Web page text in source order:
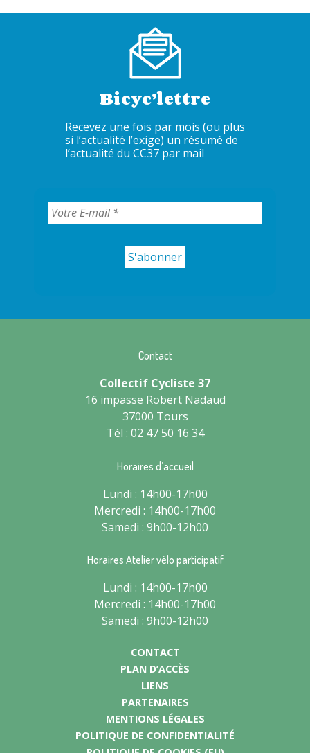
Bicyc’lettre
Recevez une fois par mois (ou plus
si l’actualité l’exige) un résumé de
l’actualité du CC37 par mail
Contact
Collectif Cycliste 37
16 impasse Robert Nadaud
37000 Tours
Tél : 02 47 50 16 34
Horaires d’accueil
Lundi : 14h00-17h00
Mercredi : 14h00-17h00
Samedi : 9h00-12h00
Horaires Atelier vélo participatif
Lundi : 14h00-17h00
Mercredi : 14h00-17h00
Samedi : 9h00-12h00
CONTACT
PLAN D’ACCÈS
LIENS
PARTENAIRES
MENTIONS LÉGALES
POLITIQUE DE CONFIDENTIALITÉ